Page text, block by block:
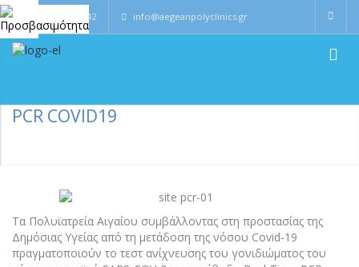
0030 22840 24442 info@aegeanpolyclinics.gr
PCR COVID19
Τα Πολυϊατρεία Αιγαίου συμβάλλοντας στη προστασίας της
Δημόσιας Υγείας από τη μετάδοση της νόσου Covid-19
πραγματοποιούν το τεστ ανίχνευσης του γονιδιώματος του